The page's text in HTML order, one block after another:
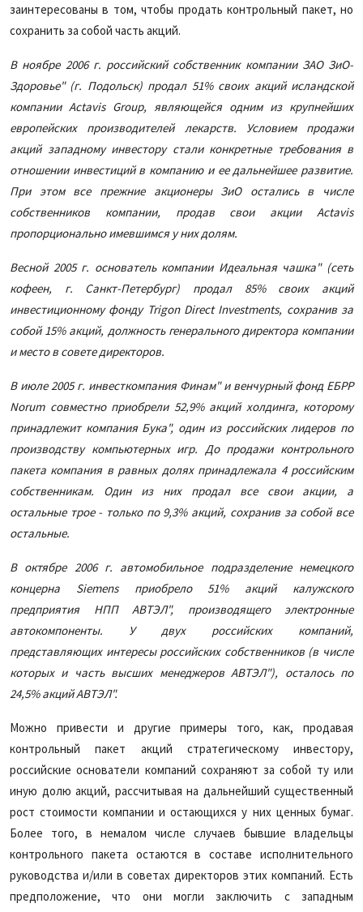
заинтересованы в том, чтобы продать контрольный пакет, но
сохранить за собой часть акций.
В ноябре 2006 г. российский собственник компании ЗАО ЗиО-
Здоровье" (г. Подольск) продал 51% своих акций исландской
компании Actavis Group, являющейся одним из крупнейших
европейских производителей лекарств. Условием продажи
акций западному инвестору стали конкретные требования в
отношении инвестиций в компанию и ее дальнейшее развитие.
При этом все прежние акционеры ЗиО остались в числе
собственников компании, продав свои акции Actavis
пропорционально имевшимся у них долям.
Весной 2005 г. основатель компании Идеальная чашка" (сеть
кофеен, г. Санкт-Петербург) продал 85% своих акций
инвестиционному фонду Trigon Direct Investments, сохранив за
собой 15% акций, должность генерального директора компании
и место в совете директоров.
В июле 2005 г. инвесткомпания Финам" и венчурный фонд ЕБРР
Norum совместно приобрели 52,9% акций холдинга, которому
принадлежит компания Бука", один из российских лидеров по
производству компьютерных игр. До продажи контрольного
пакета компания в равных долях принадлежала 4 российским
собственникам. Один из них продал все свои акции, а
остальные трое - только по 9,3% акций, сохранив за собой все
остальные.
В октябре 2006 г. автомобильное подразделение немецкого
концерна Siemens приобрело 51% акций калужского
предприятия НПП АВТЭЛ", производящего электронные
автокомпоненты. У двух российских компаний,
представляющих интересы российских собственников (в числе
которых и часть высших менеджеров АВТЭЛ"), осталось по
24,5% акций АВТЭЛ".
Можно привести и другие примеры того, как, продавая
контрольный пакет акций стратегическому инвестору,
российские основатели компаний сохраняют за собой ту или
иную долю акций, рассчитывая на дальнейший существенный
рост стоимости компании и остающихся у них ценных бумаг.
Более того, в немалом числе случаев бывшие владельцы
контрольного пакета остаются в составе исполнительного
руководства и/или в советах директоров этих компаний. Есть
предположение, что они могли заключить с западным